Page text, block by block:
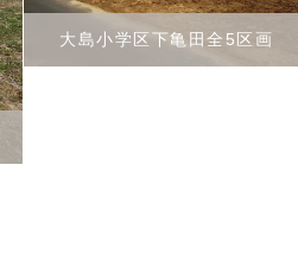
大島小学区下亀田全5区画